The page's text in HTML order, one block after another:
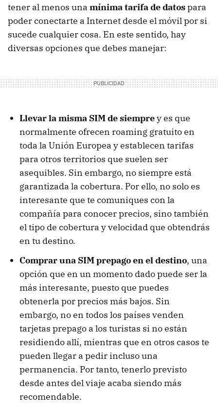
tener al menos una mínima tarifa de datospara
poder conectarte a Internet desde el móvil por si
sucede cualquier cosa. En este sentido, hay
diversas opciones que debes manejar:
Llevar la misma SIM de siemprey es que
normalmente ofrecen roaming gratuito en
toda la Unión Europea y establecen tarifas
para otros territorios que suelen ser
asequibles. Sin embargo, no siempre está
garantizada la cobertura. Por ello, no solo es
interesante que te comuniques con la
compañía para conocer precios, sino también
el tipo de cobertura y velocidad que obtendrás
en tu destino.
Comprar una SIM prepago en el destino, una
opción que en un momento dado puede ser la
más interesante, puesto que puedes
obtenerla por precios más bajos. Sin
embargo, no en todos los países venden
tarjetas prepago a los turistas si no están
residiendo allí, mientras que en otros casos te
pueden llegar a pedir incluso una
permanencia. Por tanto, tenerlo previsto
desde antes del viaje acaba siendo más
recomendable.